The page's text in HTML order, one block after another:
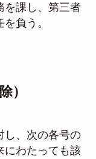
を課し、第三者
負う。
）
し、次の各号の
にわたっても該